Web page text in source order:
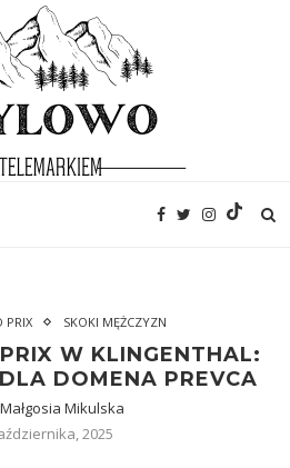
PRIX SKOKI MĘŻCZYZN
W KLINGENTHAL:
DOMENA PREVCA
Małgosia Mikulska
2025